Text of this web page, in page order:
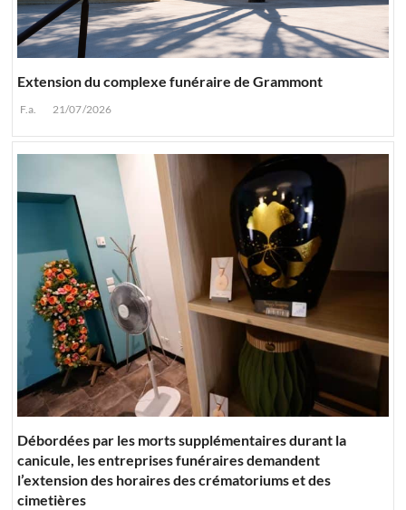
Extension du complexe funéraire de Grammont
F.a. 21/07/2026
Débordées par les morts supplémentaires durant la
canicule, les entreprises funéraires demandent
l’extension des horaires des crématoriums et des
cimetières